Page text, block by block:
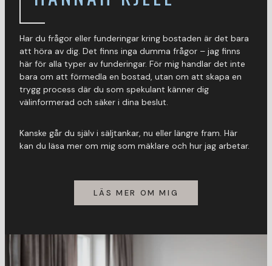
Har du frågor eller funderingar kring bostaden är det bara
att höra av dig. Det finns inga dumma frågor – jag finns
här för alla typer av funderingar. För mig handlar det inte
bara om att förmedla en bostad, utan om att skapa en
trygg process där du som spekulant känner dig
välinformerad och säker i dina beslut.
Kanske går du själv i säljtankar, nu eller längre fram. Här
kan du läsa mer om mig som mäklare och hur jag arbetar.
LÄS MER OM MIG